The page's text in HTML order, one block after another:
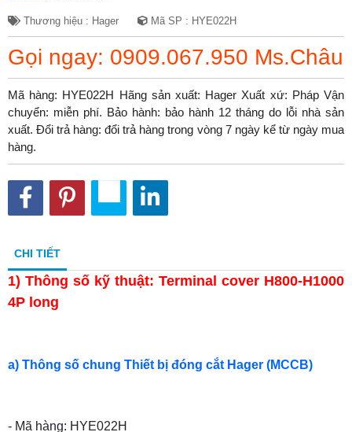
Thương hiệu : Hager Mã SP : HYE022H
Gọi ngay: 0909.067.950 Ms.Châu
Mã hàng: HYE022H Hãng sản xuất: Hager Xuất xứ: Pháp Vận
chuyển: miễn phí. Bảo hành: bảo hành 12 tháng do lỗi nhà sản
xuất. Đổi trả hàng: đổi trả hàng trong vòng 7 ngày kể từ ngày mua
hàng.
CHI TIẾT
1) Thông số kỹ thuật: Terminal cover H800-H1000
4P long
a) Thông số chung Thiết bị đóng cắt Hager (MCCB)
- Mã hàng: HYE022H